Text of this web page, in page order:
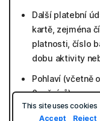
Další platební
kartě, zejména
platnosti, číslo
dobu aktivity
Pohlaví (včetně
6 měsíců).
Další e-maily
This site uses cookies
Accept
Reject